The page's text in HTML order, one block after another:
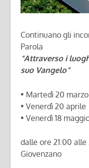
Continuano gli
Parola
“Attraverso i
suo Vangelo”
• Martedì 20 marzo
• Venerdì 20 aprile
• Venerdì 18
dalle ore 21:00
Giovenzano